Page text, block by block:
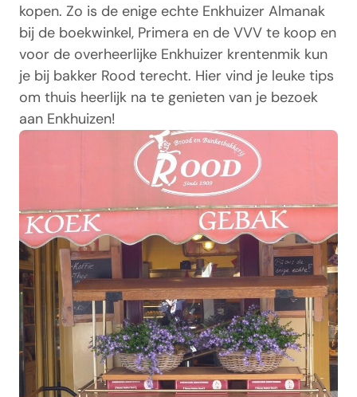
kopen. Zo is de enige echte Enkhuizer Almanak
bij de boekwinkel, Primera en de VVV te koop en
voor de overheerlijke Enkhuizer krentenmik kun
je bij bakker Rood terecht. Hier vind je leuke tips
om thuis heerlijk na te genieten van je bezoek
aan Enkhuizen!